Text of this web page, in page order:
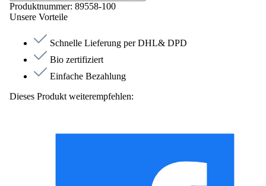
Produktnummer: 89558-100
Unsere Vorteile
Schnelle Lieferung per DHL& DPD
Bio zertifiziert
Einfache Bezahlung
Dieses Produkt weiterempfehlen: